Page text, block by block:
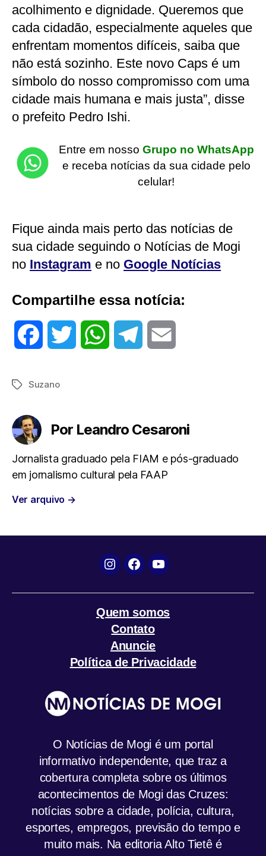
acolhimento e dignidade. Queremos que
cada cidadão, especialmente aqueles que
enfrentam momentos difíceis, saiba que
não está sozinho. Este novo Caps é um
símbolo do nosso compromisso com uma
cidade mais humana e mais justa”, disse
o prefeito Pedro Ishi.
Entre em nosso Grupo no WhatsApp
e receba notícias da sua cidade pelo
celular!
Fique ainda mais perto das notícias de
sua cidade seguindo o Notícias de Mogi
no Instagram e no Google Notícias
Compartilhe essa notícia:
o
o
k
e A
p
r
m
TagsSuzano
Por Leandro Cesaroni
Jornalista graduado pela FIAM e pós-graduado
em jornalismo cultural pela FAAP
Ver arquivo →
Instagram
FacebookYouTube
Quem somos
Contato
Anuncie
Política de Privacidade
O Notícias de Mogi é um portal
informativo independente, que traz a
cobertura completa sobre os últimos
acontecimentos de Mogi das Cruzes:
notícias sobre a cidade, polícia, cultura,
esportes, empregos, previsão do tempo e
muito mais. Na editoria Alto Tietê é